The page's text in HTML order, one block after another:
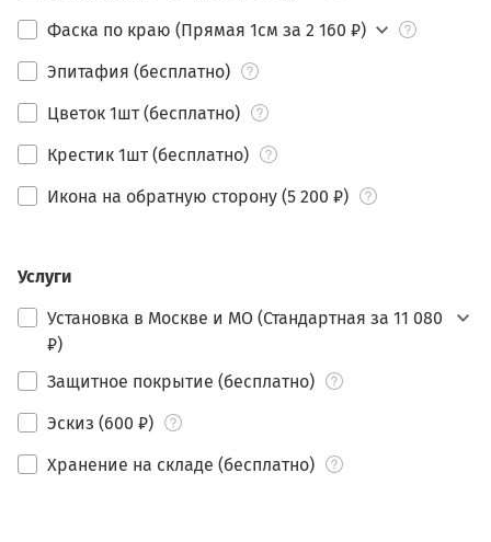
Фаска по краю (Прямая 1см за 2 160 ₽)
Эпитафия (бесплатно)
Цветок 1шт (бесплатно)
Крестик 1шт (бесплатно)
Икона на обратную сторону (5 200 ₽)
Услуги
Установка в Москве и МО (Стандартная за 11 080
₽)
Защитное покрытие (бесплатно)
Эскиз (600 ₽)
Хранение на складе (бесплатно)